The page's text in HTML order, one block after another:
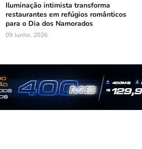
Iluminação intimista transforma
restaurantes em refúgios românticos
para o Dia dos Namorados
09 Junho, 2026